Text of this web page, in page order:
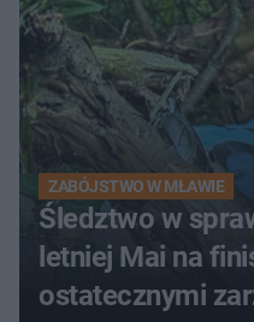
ZABÓJSTWO W MŁAWIE
Śledztwo w
letniej Mai na
ostatecznymi